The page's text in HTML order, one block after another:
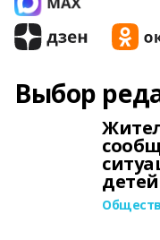
Выбор
детей